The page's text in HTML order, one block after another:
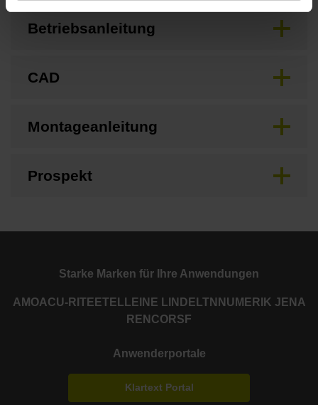
Betriebsanleitung
CAD
Montageanleitung
Prospekt
Starke Marken für Ihre Anwendungen
AMOACU-RITE ETEL LEINE LINDE LTN NUMERIK JENA
RENCORSF
Anwenderportale
Klartext Portal